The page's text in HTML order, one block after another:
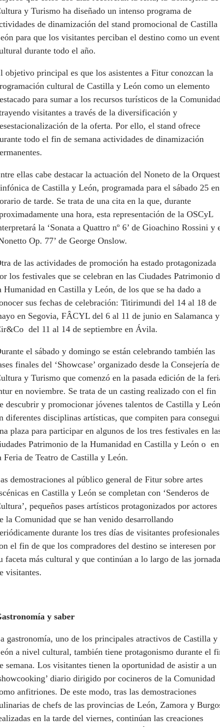
y Turismo ha diseñado un intenso programa de
de dinamización del stand promocional de Castilla
para que los visitantes perciban el destino como un
durante todo el año.
objetivo principal es que los asistentes a Fitur conozcan la
cultural de Castilla y León como un elemento
para sumar a los recursos turísticos de la
visitantes a través de la diversificación y
de la oferta. Por ello, el stand ofrece
todo el fin de semana actividades de dinamización
ellas cabe destacar la actuación del Noneto de la
de Castilla y León, programada para el sábado 25 en
de tarde. Se trata de una cita en la que, durante
una hora, esta representación de la OSCyL
la ‘Sonata a Quattro nº 6’ de Gioachino Rossini y
Op. 77’ de George Onslow.
de las actividades de promoción ha estado protagonizada
los festivales que se celebran en las Ciudades Patrimonio
Humanidad en Castilla y León, de los que se ha dado a
sus fechas de celebración: Titirimundi del 14 al 18 de
en Segovia, FÂCYL del 6 al 11 de junio en Salamanca y
del 11 al 14 de septiembre en Ávila.
el sábado y domingo se están celebrando también las
finales del ‘Showcase’ organizado desde la Consejería de
y Turismo que comenzó en la pasada edición de la
en noviembre. Se trata de un casting realizado con el fin
descubrir y promocionar jóvenes talentos de Castilla y León
diferentes disciplinas artísticas, que compiten para
plaza para participar en algunos de los tres festivales en
Patrimonio de la Humanidad en Castilla y León o en
Feria de Teatro de Castilla y León.
demostraciones al público general de Fitur sobre artes
en Castilla y León se completan con ‘Senderos de
pequeños pases artísticos protagonizados por actores
la Comunidad que se han venido desarrollando
durante los tres días de visitantes profesionales
el fin de que los compradores del destino se interesen por
faceta más cultural y que continúan a lo largo de las
visitantes.
y saber
gastronomía, uno de los principales atractivos de Castilla y
a nivel cultural, también tiene protagonismo durante el
semana. Los visitantes tienen la oportunidad de asistir a un
diario dirigido por cocineros de la Comunidad
anfitriones. De este modo, tras las demostraciones
de chefs de las provincias de León, Zamora y
en la tarde del viernes, continúan las creaciones